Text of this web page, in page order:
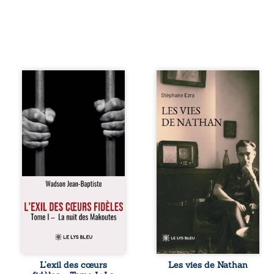
« Une nuit suffit
parfois pour briser
une famille… mais
certaines fidélités
traversent les
années. » Haïti,
sous la dictature
des Duvalier. La
peur s’étend
jusque dans les
villages les plus
reculés. À Bainet,
Jean-Joël Joli
mène une
avec sa famille.
respecté, il refuse
pourtant de
L’exil des cœurs
Les vies de
Nathan est un
né en trois jours,
au printemps
2026. Pour la
première fois,
Stéphane Ezra,
médium, a pu
communiquer
avec son père,
disparu depuis
plus de vingt ans
et qu’il n’a jamais
connu. De ce
dialogue par-delà
la mort naissent
des poèmes qui
retracent une vie
Les vies de Nathan